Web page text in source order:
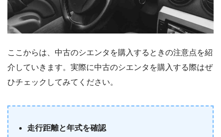
ここからは、中古のシエンタを購入するときの注意点を紹
介していきます。実際に中古のシエンタを購入する際はぜ
ひチェックしてみてください。
走行距離と年式を確認